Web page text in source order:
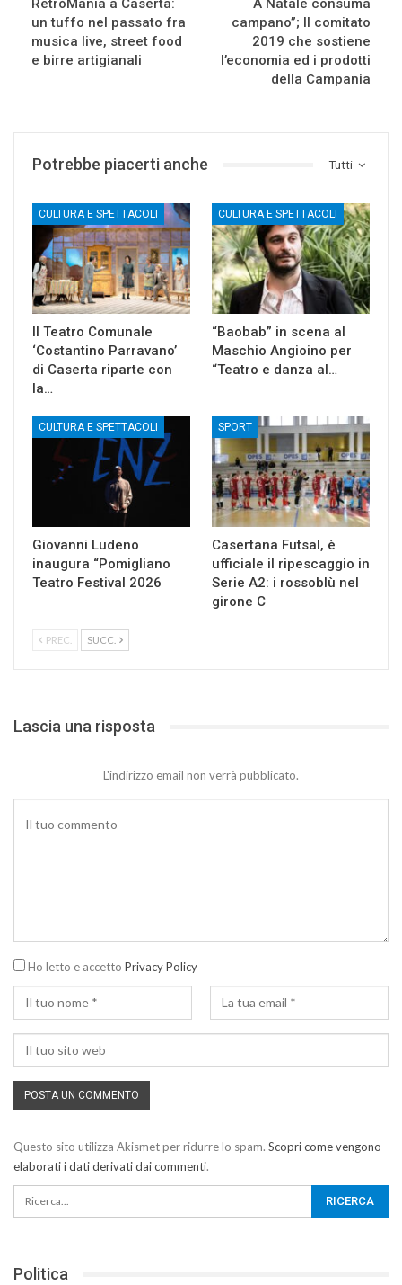
RetròMania a Caserta:
un tuffo nel passato fra
musica live, street food
e birre artigianali
A Natale consuma
campano”; Il comitato
2019 che sostiene
l’economia ed i prodotti
della Campania
Tutti
Potrebbe piacerti anche
CULTURA E SPETTACOLI
Il Teatro Comunale
‘Costantino Parravano’
di Caserta riparte con
la…
CULTURA E SPETTACOLI
“Baobab” in scena al
Maschio Angioino per
“Teatro e danza al…
CULTURA E SPETTACOLI
Giovanni Ludeno
inaugura “Pomigliano
Teatro Festival 2026
SPORT
Casertana Futsal, è
ufficiale il ripescaggio in
Serie A2: i rossoblù nel
girone C
PREC. SUCC.
Lascia una risposta
L'indirizzo email non verrà pubblicato.
Ho letto e accetto Privacy Policy
Questo sito utilizza Akismet per ridurre lo spam. Scopri come vengono
elaborati i dati derivati dai commenti.
Politica